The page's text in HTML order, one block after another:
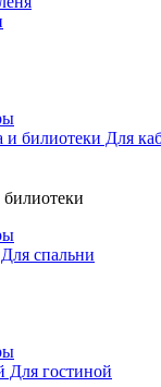
Для
Для спальни
Для гостиной